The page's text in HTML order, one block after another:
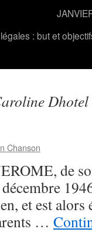
: but et
Dhotel
Chanson
de
et est alors
…